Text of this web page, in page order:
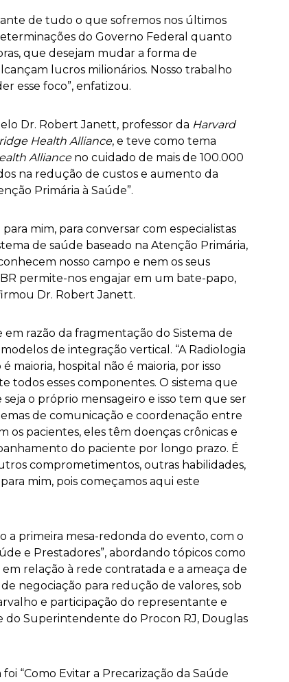
de tudo o que sofremos nos últimos
do Governo Federal quanto
que desejam mudar a forma de
lucros milionários. Nosso trabalho
esse foco”, enfatizou.
Dr. Robert Janett, professor da Harvard
Health Alliance, e teve como tema
Allianceno cuidado de mais de 100.000
na redução de custos e aumento da
Primária à Saúde”.
mim, para conversar com especialistas
de saúde baseado na Atenção Primária,
nosso campo e nem os seus
permite-nos engajar em um bate-papo,
Dr. Robert Janett.
razão da fragmentação do Sistema de
de integração vertical. “A Radiologia
maioria, hospital não é maioria, por isso
esses componentes. O sistema que
o próprio mensageiro e isso tem que ser
de comunicação e coordenação entre
os pacientes, eles têm doenças crônicas e
do paciente por longo prazo. É
comprometimentos, outras habilidades,
mim, pois começamos aqui este
a primeira mesa-redonda do evento, com o
e Prestadores”, abordando tópicos como
relação à rede contratada e a ameaça de
negociação para redução de valores, sob
e participação do representante e
do Superintendente do Procon RJ, Douglas
“Como Evitar a Precarização da Saúde